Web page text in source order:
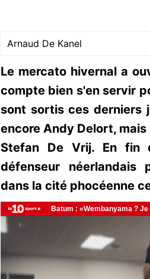
Arnaud De Kanel
Le mercato hivernal a
compte bien s'en servir
sont sortis ces derniers
encore Andy Delort,
Stefan De Vrij. En fin
défenseur néerlandais
dans la cité phocéenne